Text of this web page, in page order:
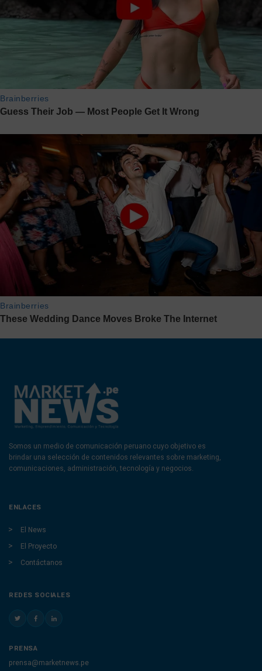
Somos un medio de comunicación peruano cuyo objetivo es
brindar una selección de contenidos relevantes sobre marketing,
comunicaciones, administración, tecnología y negocios.
ENLACES
El News
El Proyecto
Contáctanos
REDES SOCIALES
PRENSA
prensa@marketnews.pe